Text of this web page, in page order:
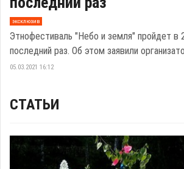
эксклюзив
Этнофестиваль "Небо и земля" пройдет в
последний раз. Об этом заявили
05.03.2021 16:12
СТАТЬИ